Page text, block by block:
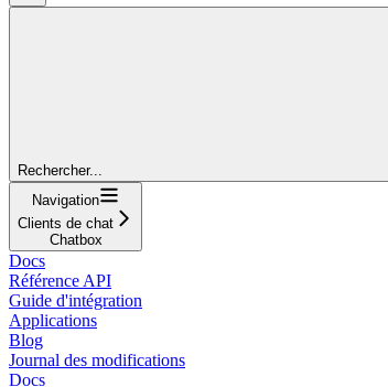
Rechercher...
Navigation
Clients de chat
Chatbox
Docs
Référence API
Guide d'intégration
Applications
Blog
Journal des modifications
Docs